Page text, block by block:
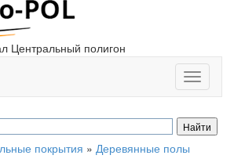
Центральный полигон
Toggle
покрытия » Деревянные полы